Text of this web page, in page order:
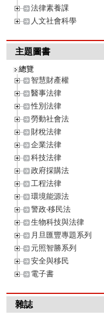
法律素養課
人文社會科學
主題圖書
總覽
智慧財產權
醫事法律
性別法律
勞動社會法
財稅法律
企業法律
科技法律
政府採購法
工程法律
環境能源法
警政‧移民法
生物科技與法律
月旦匯豐專題系列
元照智勝系列
安全與移民
電子書
雜誌